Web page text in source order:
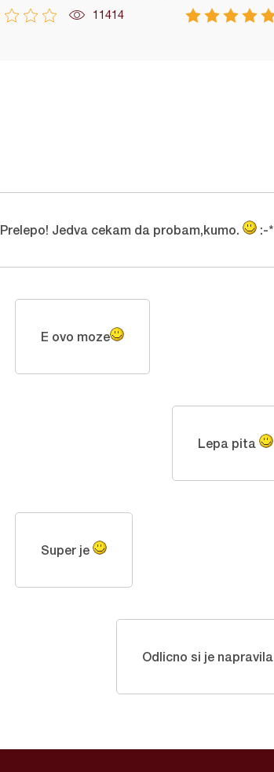
11414
Prelepo! Jedva cekam da probam,kumo. :-*
E ovo moze
Lepa pita
Super je
Odlicno si je napravila